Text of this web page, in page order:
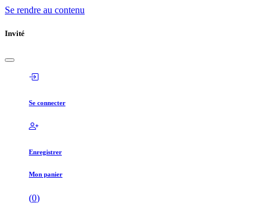
Se rendre au contenu
Invité
Se connecter
Enregistrer
Mon panier
(0)